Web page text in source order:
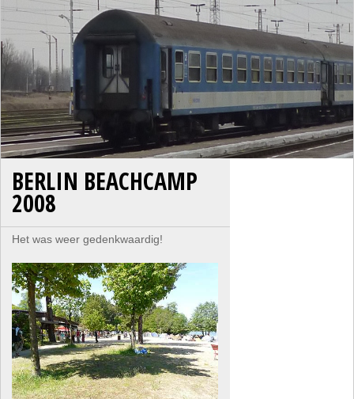
BERLIN BEACHCAMP
2008
Het was weer gedenkwaardig!